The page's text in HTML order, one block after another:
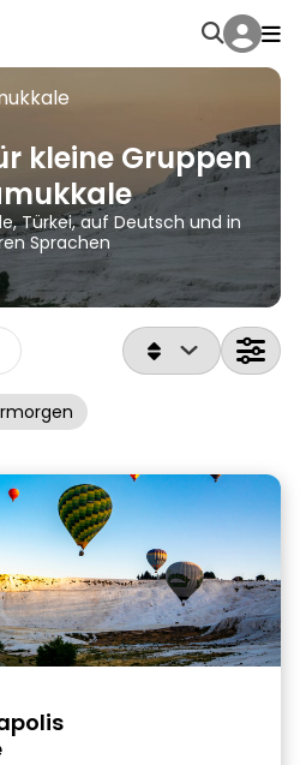
kleine Gruppen
Türkei, auf Deutsch und in
Sprachen